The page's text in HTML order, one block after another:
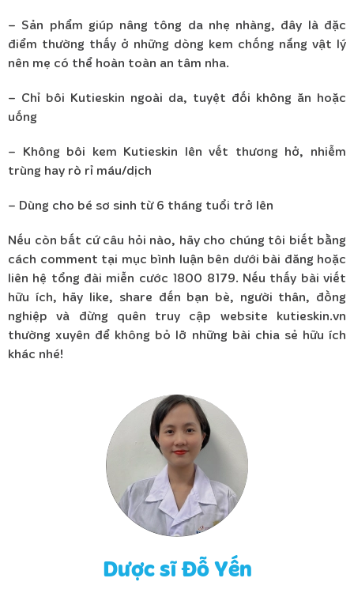
– Sản phẩm giúp nâng tông da nhẹ nhàng, đây là đặc
điểm thường thấy ở những dòng kem chống nắng vật lý
nên mẹ có thể hoàn toàn an tâm nha.
– Chỉ bôi Kutieskin ngoài da, tuyệt đối không ăn hoặc
uống
– Không bôi kem Kutieskin lên vết thương hở, nhiễm
trùng hay rò rỉ máu/dịch
– Dùng cho bé sơ sinh từ 6 tháng tuổi trở lên
Nếu còn bất cứ câu hỏi nào, hãy cho chúng tôi biết bằng
cách comment tại mục bình luận bên dưới bài đăng hoặc
liên hệ tổng đài miễn cước 1800 8179. Nếu thấy bài viết
hữu ích, hãy like, share đến bạn bè, người thân, đồng
nghiệp và đừng quên truy cập website kutieskin.vn
thường xuyên để không bỏ lỡ những bài chia sẻ hữu ích
khác nhé!
Dược sĩ Đỗ Yến